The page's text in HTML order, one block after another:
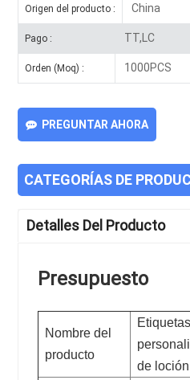
Origen del producto : China
Pago : TT,LC
Orden (Moq) : 1000PCS
PREGUNTAR AHORA
CATEGORÍAS DE
Detalles Del Producto
Presupuesto
Nombre del
producto
de